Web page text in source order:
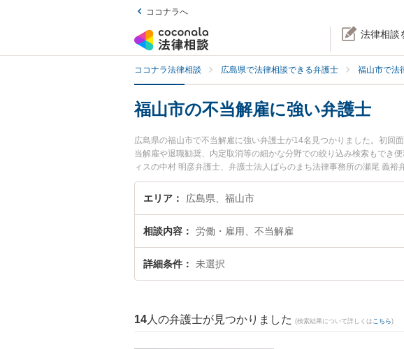
ココナラへ
法律相談
ココナラ法律相談 広島県で法律相談できる弁護士 福山市で法
福山市の不当解雇に強い弁護士
広島県の福山市で不当解雇に強い弁護士が14名見つかりました。初回
当解雇や退職勧奨、内定取消等の細かな分野での絞り込み検索もでき
ィスの中村 明彦弁護士、弁護士法人ばらのまち法律事務所の瀬尾 義
不当解雇のトラブルを今すぐに弁護士に相談したい』『不当解雇のト
弁護士に相談予約したい』などでお困りの相談者さんにおすすめです。
エリア 広島県、福山市
相談内容 労働・雇用、不当解雇
詳細条件 未選択
14 人の弁護士が見つかりました (検索結果について詳しくは こちら)